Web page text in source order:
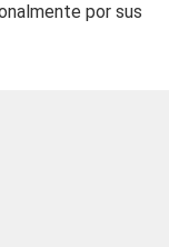
por sus